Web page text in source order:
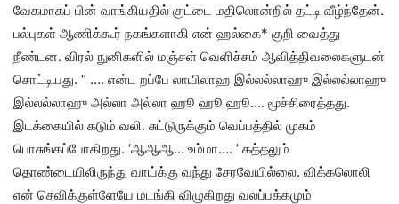
வேகமாகப் பின் வாங்கியதில் குட்டை மதிலொன்றில் தட்டி வீழ்ந்தேன்.
பல்புகள் ஆணிக்கூர் நகங்களாகி என் ஹல்கை* குறி வைத்து
நீண்டன. விரல் நுனிகளில் மஞ்சள் வெளிச்சம் ஆவித்திவலைகளுடன்
சொட்டியது. “ …. என்ட றப்பே லாயிலாஹ இல்லல்லாஹு இல்லல்லாஹு
இல்லல்லாஹு அல்லா அல்லா ஹூ ஹூ ஹூ…. மூச்சிரைத்தது.
இடக்கையில் கடும் வலி. சுட்டுருக்கும் வெப்பத்தில் முகம்
பொசுங்கப்போகிறது. ‘ஆஆஆ… உம்மா…. ’ கத்தலும்
தொண்டையிலிருந்து வாய்க்கு வந்து சேரவேயில்லை. விக்கலொலி
என் செவிக்குள்ளேயே மடங்கி விழுகிறது வலப்பக்கமும்